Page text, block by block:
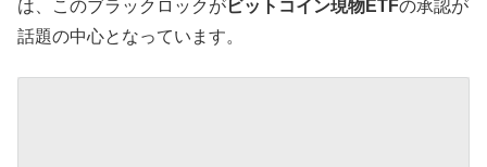
は、このブラックロックがビットコイン現物ETFの承認が
話題の中心となっています。